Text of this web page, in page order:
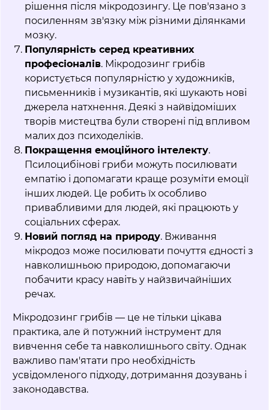
рішення після мікродозингу. Це пов'язано з
посиленням зв'язку між різними ділянками
мозку.
Популярність серед креативних
професіоналів. Мікродозинг грибів
користується популярністю у художників,
письменників і музикантів, які шукають нові
джерела натхнення. Деякі з найвідоміших
творів мистецтва були створені під впливом
малих доз психоделіків.
Покращення емоційного інтелекту.
Псилоцибінові гриби можуть посилювати
емпатію і допомагати краще розуміти емоції
інших людей. Це робить їх особливо
привабливими для людей, які працюють у
соціальних сферах.
Новий погляд на природу. Вживання
мікродоз може посилювати почуття єдності з
навколишньою природою, допомагаючи
побачити красу навіть у найзвичайніших
речах.
Мікродозинг грибів — це не тільки цікава
практика, але й потужний інструмент для
вивчення себе та навколишнього світу. Однак
важливо пам'ятати про необхідність
усвідомленого підходу, дотримання дозувань і
законодавства.